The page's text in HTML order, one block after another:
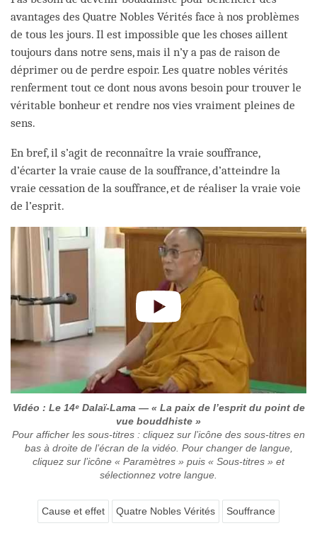
avantages des Quatre Nobles Vérités face à nos problèmes
de tous les jours. Il est impossible que les choses aillent
toujours dans notre sens, mais il n’y a pas de raison de
déprimer ou de perdre espoir. Les quatre nobles vérités
renferment tout ce dont nous avons besoin pour trouver le
véritable bonheur et rendre nos vies vraiment pleines de
sens.
En bref, il s’agit de reconnaître la vraie souffrance,
d’écarter la vraie cause de la souffrance, d’atteindre la
vraie cessation de la souffrance, et de réaliser la vraie voie
de l’esprit.
Vidéo : Le 14ᵉ Dalaï-Lama — « La paix de l’esprit du point de
vue bouddhiste »
Pour afficher les sous-titres : cliquez sur l’icône des sous-titres en
bas à droite de l’écran de la vidéo. Pour changer de langue,
cliquez sur l’icône « Paramètres » puis « Sous-titres » et
sélectionnez votre langue.
Cause et effet Quatre Nobles Vérités Souffrance